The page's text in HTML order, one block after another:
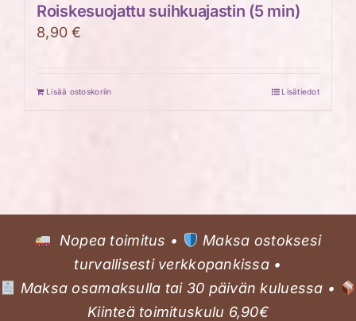
Roiskesuojattu suihkuajastin (5 min)
8,90€
Lisää ostoskoriin Lisätiedot
Nopea toimitus •
Maksa ostoksesi
turvallisesti verkkopankissa •
Maksa osamaksulla tai 30 päivän kuluessa •
Kiinteä toimituskulu 6,90€